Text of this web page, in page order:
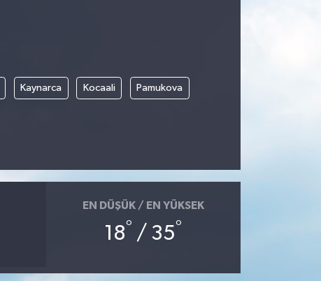
Kaynarca Kocaali Pamukova
EN DÜŞÜK / EN YÜKSEK
18° / 35°